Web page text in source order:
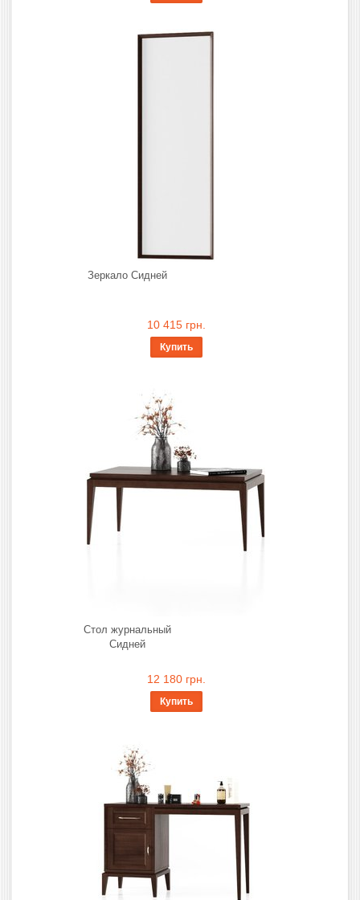
Зеркало Сидней
10 415 грн.
Купить
Стол журнальный
Сидней
12 180 грн.
Купить